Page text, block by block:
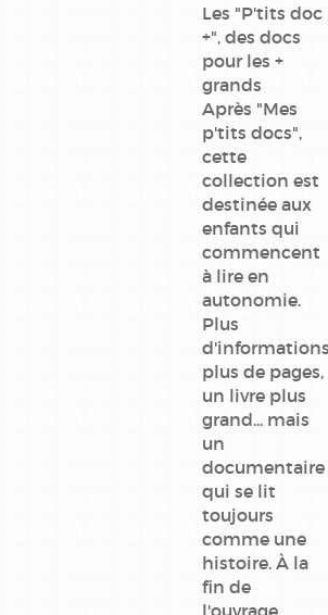
Les "P'tits doc
+", des docs
pour les +
grands
Après "Mes
p'tits docs",
cette
collection est
destinée aux
enfants qui
commencent
à lire en
autonomie.
Plus
plus de pages,
un livre plus
grand... mais
un
documentaire
qui se lit
toujours
comme une
histoire. À la
fin de
l'ouvrage,